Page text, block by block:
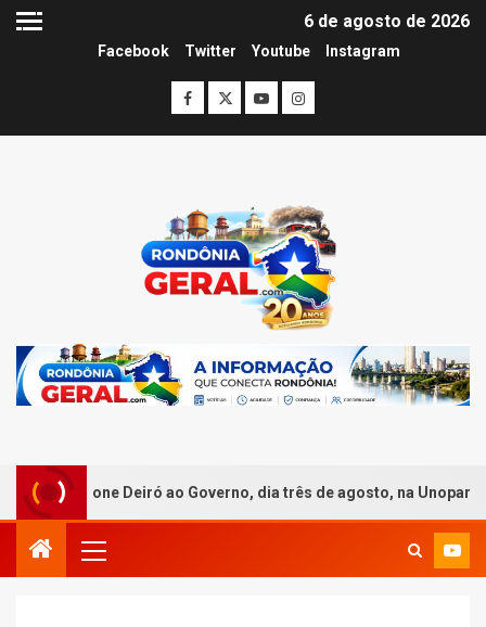
6 de agosto de 2026
Facebook Twitter Youtube Instagram
Deiró ao Governo, dia três de agosto, na Unopar